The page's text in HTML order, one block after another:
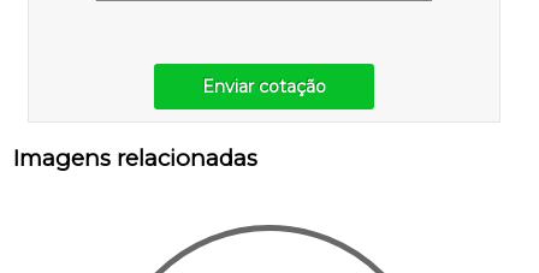
Enviar cotação
Imagens relacionadas